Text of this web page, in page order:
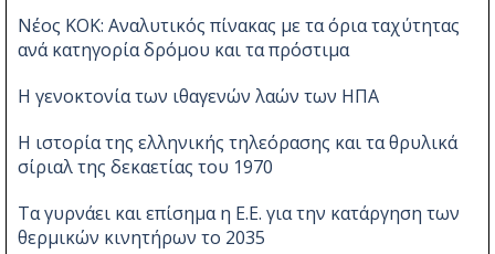
Νέος ΚΟΚ: Αναλυτικός πίνακας με τα όρια ταχύτητας
ανά κατηγορία δρόμου και τα πρόστιμα
Η γενοκτονία των ιθαγενών λαών των ΗΠΑ
Η ιστορία της ελληνικής τηλεόρασης και τα θρυλικά
σίριαλ της δεκαετίας του 1970
Τα γυρνάει και επίσημα η Ε.Ε. για την κατάργηση των
θερμικών κινητήρων το 2035